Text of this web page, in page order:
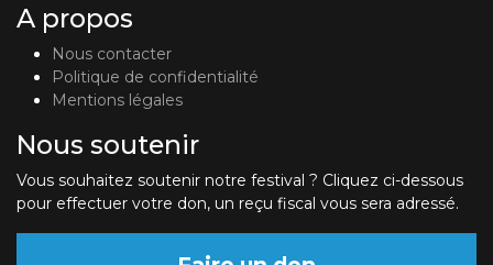
A propos
Nous contacter
Politique de confidentialité
Mentions légales
Nous soutenir
Vous souhaitez soutenir notre festival ? Cliquez ci-dessous
pour effectuer votre don, un reçu fiscal vous sera adressé.